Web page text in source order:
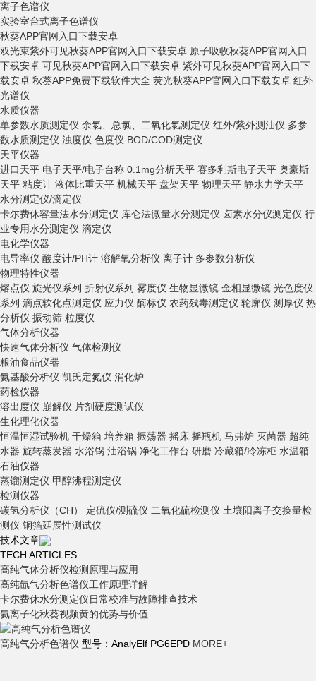
离子色谱仪
实验室台式离子色谱仪
秋葵APP官网入口下载安卓
双光束紫外可见秋葵APP官网入口下载安卓 原子吸收秋葵APP官网入口
下载安卓 可见秋葵APP官网入口下载安卓 紫外可见秋葵APP官网入口下
载安卓 秋葵APP免费下载软件大全 荧光秋葵APP官网入口下载安卓 红外
光谱仪
水质仪器
单参数水质测定仪 余氯、总氯、二氧化氯测定仪 红外/紫外测油仪 多参
数水质测定仪 浊度仪 色度仪 BOD/COD测定仪
天平仪器
进口天平 电子天平/电子台称 0.1mg分析天平 赛多利斯电子天平 奥豪斯
天平 粘度计 液体比重天平 机械天平 盘架天平 物理天平 静水力学天平
水分测定仪/滴定仪
卡尔费休容量法水分测定仪 库仑法微量水分测定仪 卤素水分仪测定仪 行
业专用水分测定仪 滴定仪
电化学仪器
电导率仪 酸度计/PH计 溶解氧分析仪 离子计 多参数分析仪
物理特性仪器
熔点仪 旋光仪系列 折射仪系列 雾度仪 生物显微镜 金相显微镜 光色度仪
系列 滴点软化点测定仪 应力仪 酶标仪 农药残毒测定仪 轮廓仪 测厚仪 热
分析仪 振动筛 粒度仪
气体分析仪器
快速气体分析仪 气体检测仪
粮油食品仪器
氨基酸分析仪 凯氏定氮仪 消化炉
药检仪器
溶出度仪 崩解仪 片剂硬度测试仪
生化理化仪器
恒温恒湿试验机 干燥箱 培养箱 振荡器 摇床 摇瓶机 马弗炉 灭菌器 超纯
水器 旋转蒸发器 水浴锅 油浴锅 净化工作台 研磨 冷藏箱/冷冻柜 水温箱
石油仪器
蒸馏测定仪 甲醇沸程测定仪
检测仪器
碳氢分析仪（CH）
定硫仪/测硫仪 二氧化硫检测仪 土壤阳离子交换量检
测仪 铜箔延展性测试仪
技术文章
TECH ARTICLES
高纯气体分析仪检测原理与应用
高纯氙气分析色谱仪工作原理详解
卡尔费休水分测定仪日常校准与故障排查技术
氦离子化秋葵视频黄的优势与价值
高纯气分析色谱仪 型号：AnalyElf PG6EPD MORE+